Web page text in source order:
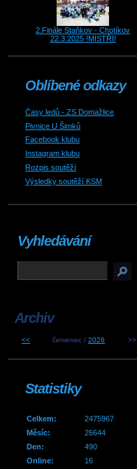
2.Finále Staňkov - Chotíkov
22.3.2025 !MISTŘI!
Oblíbené odkazy
Časy ledů - ZS Domažlice
Pivnice U Šimků
Facebook klubu
Instagram klubu
Rozpis soutěží
Výsledky soutěží KSM
Vyhledávání
Archiv
<< červenec /2026 >>
Statistiky
Online: 16
Celkem:
2475967
Měsíc:
26644
Den:
490